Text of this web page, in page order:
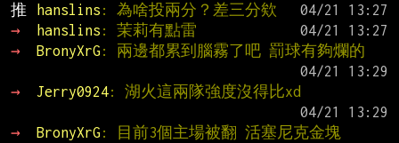
推
hanslins : 為啥投兩分？差三分欸
→
hanslins : 茉莉有點雷
→
BronyXrG: 兩邊都累到腦霧了吧 罰球有夠爛的
→
Jerry0924: 湖火這兩隊強度沒得比xd
→
BronyXrG: 目前3個主場被翻 活塞尼克金塊